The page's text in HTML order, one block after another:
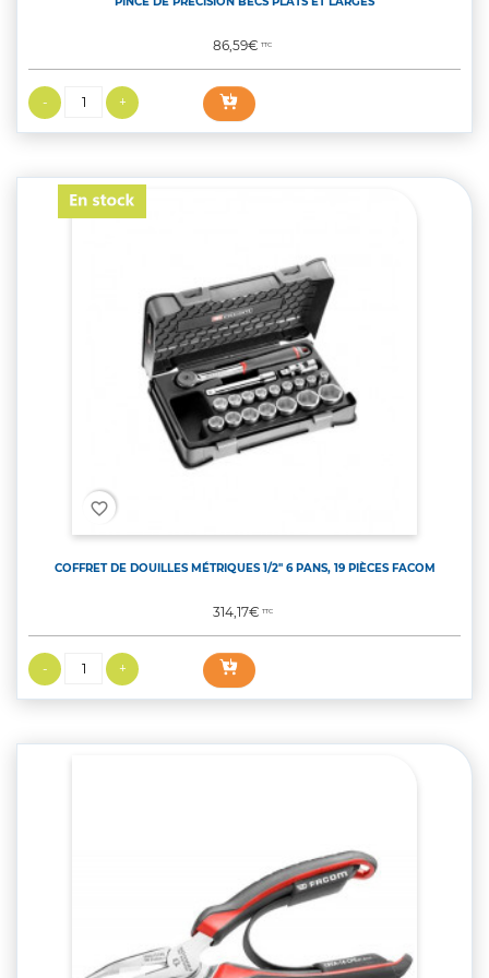
Prix
86,59€TTC
favorite_border
COFFRET DE DOUILLES MÉTRIQUES 1/2'' 6 PANS, 19 PIÈCES FACOM
Prix
314,17€TTC